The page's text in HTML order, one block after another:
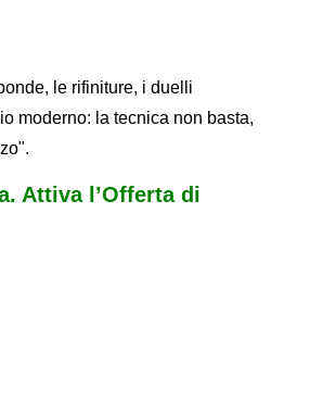
le rifiniture, i duelli
moderno: la tecnica non basta,
Attiva l’Offerta di